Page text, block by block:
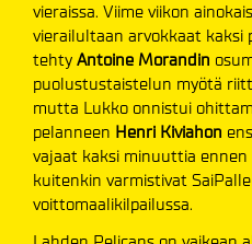
vieraissa. Viime viikon
vierailultaan arvokkaat kaksi
tehty Antoine Morandin
puolustustaistelun myötä
mutta Lukko onnistui
pelanneen Henri Kiviahon
vajaat kaksi minuuttia
kuitenkin varmistivat
voittomaalikilpailussa.